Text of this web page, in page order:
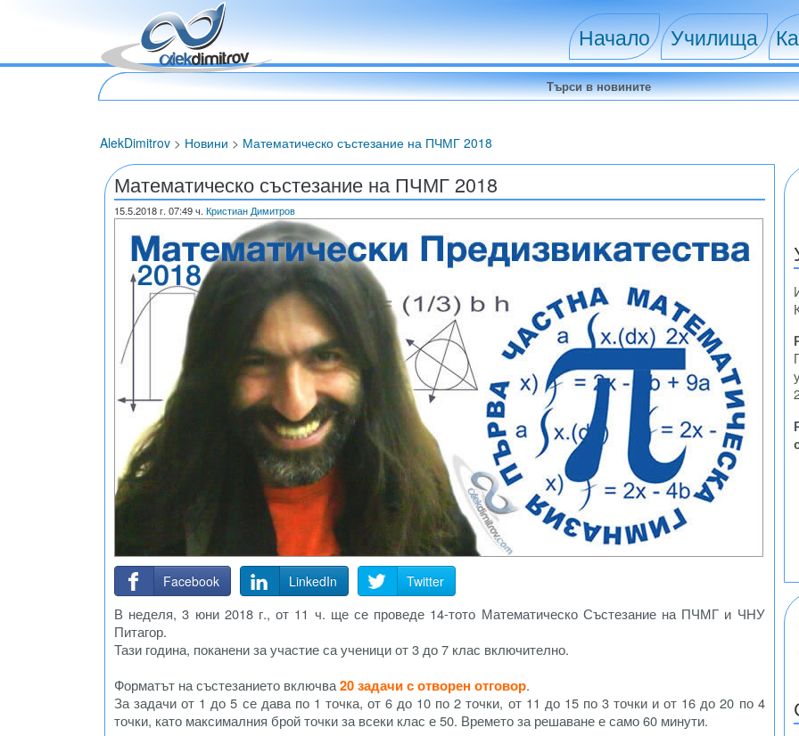
Начало Училища
AlekDimitrov > Новини > Математическо състезание на ПЧМГ 2018
Математическо състезание на ПЧМГ 2018
15.5.2018г. 07:49 ч. Кристиан Димитров
Facebook LinkedIn Twitter
В неделя, 3 юни 2018 г., от 11 ч. ще се проведе 14-тото Математическо Състезание на ПЧМГ и ЧНУ
Питагор.
Тази година, поканени за участие са ученици от 3 до 7 клас включително.
Форматът на състезанието включва20 задачи с отворен отговор.
За задачи от 1 до 5 се дава по 1 точка, от 6 до 10 по 2 точки, от 11 до 15 по 3 точки и от 16 до 20 по 4
точки, като максималния брой точки за всеки клас е 50. Времето за решаване е само 60 минути.